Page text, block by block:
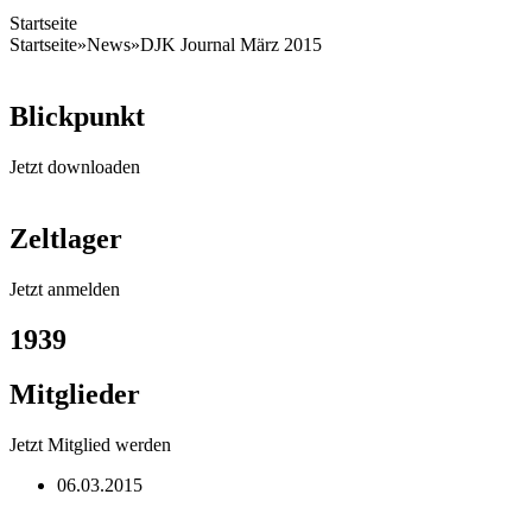
Startseite
Startseite»News»DJK Journal März 2015
Blickpunkt
Jetzt downloaden
Zeltlager
Jetzt anmelden
1939
Mitglieder
Jetzt Mitglied werden
06.03.2015